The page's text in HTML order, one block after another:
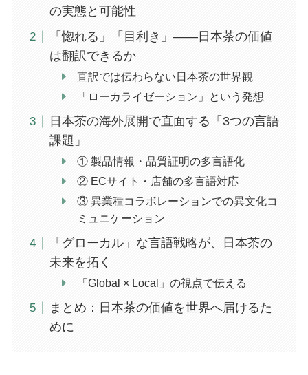
の実態と可能性
「惚れる」「目利き」——日本茶の価値
は翻訳できるか
直訳では伝わらない日本茶の世界観
「ローカライゼーション」という発想
日本茶の海外展開で直面する「3つの言語
課題」
① 製品情報・品質証明の多言語化
② ECサイト・店舗の多言語対応
③ 異業種コラボレーションでの異文化コ
ミュニケーション
「グローカル」な言語戦略が、日本茶の
未来を拓く
「Global × Local」の視点で伝える
まとめ：日本茶の価値を世界へ届けるた
めに